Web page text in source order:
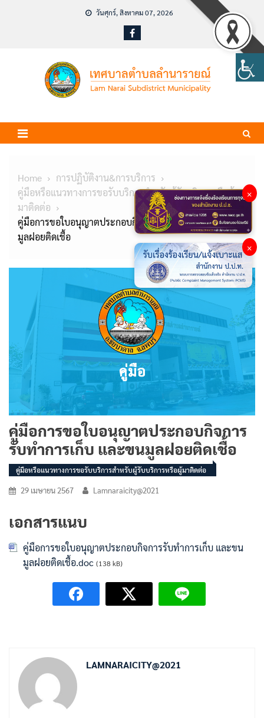
วันศุกร์, สิงหาคม 07, 2026
Home
การปฏิบัติงาน&การบริการ
คู่มือหรือแนวทางการขอรับบริการสำหรับผู้รับบริการหรือผู้
มาติดต่อ
คู่มือการขอใบอนุญาตประกอบกิจการรับทำการเก็บ และขน
มูลฝอยติดเชื้อ
คู่มือการขอใบอนุญาตประกอบกิจการ
รับทำการเก็บ และขนมูลฝอยติดเชื้อ
คู่มือหรือแนวทางการขอรับบริการสำหรับผู้รับบริการหรือผู้มาติดต่อ
29 เมษายน 2567 Lamnaraicity@2021
เอกสารแนบ
คู่มือการขอใบอนุญาตประกอบกิจการรับทำการเก็บ และขน
มูลฝอยติดเชื้อ.doc (138 kB)
LAMNARAICITY@2021
×
×